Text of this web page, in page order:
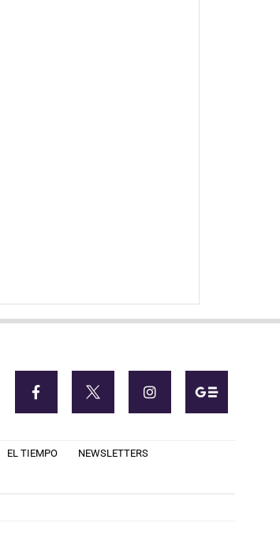
EL TIEMPO NEWSLETTERS